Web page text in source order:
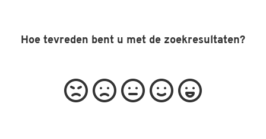
Hoe tevreden bent u met de zoekresultaten?